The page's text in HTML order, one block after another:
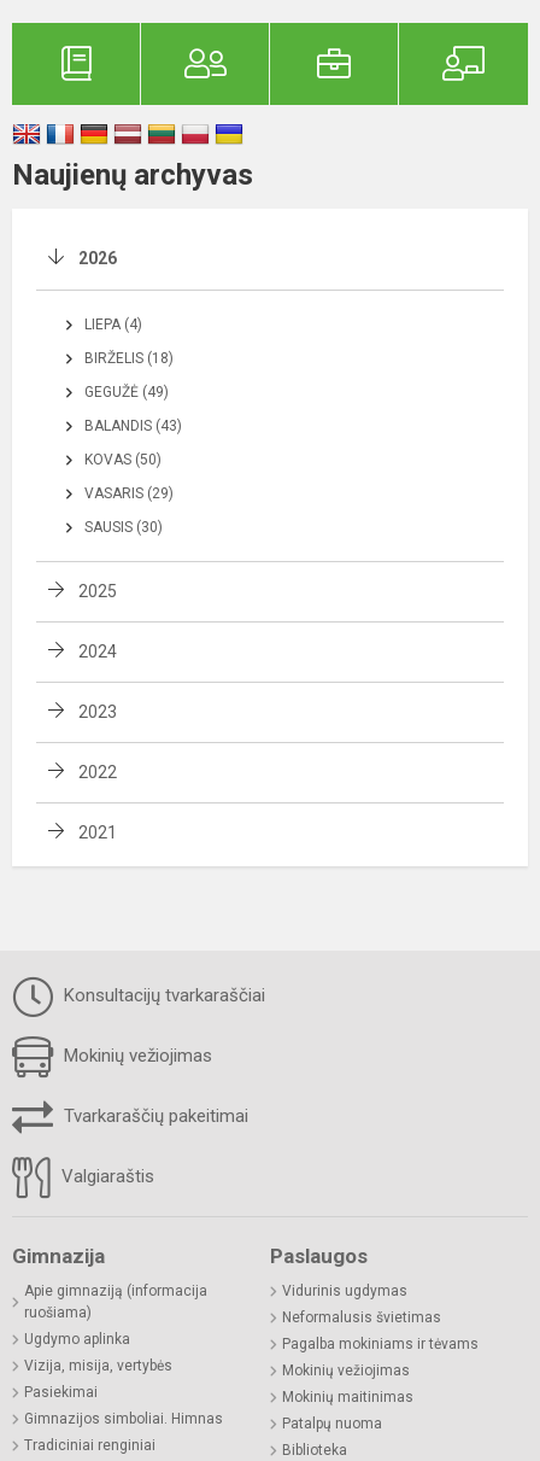
Naujienų archyvas
2026
LIEPA (4)
BIRŽELIS (18)
GEGUŽĖ (49)
BALANDIS (43)
KOVAS (50)
VASARIS (29)
SAUSIS (30)
2025
2024
2023
2022
2021
Konsultacijų tvarkaraščiai
Mokinių vežiojimas
Tvarkaraščių pakeitimai
Valgiaraštis
Gimnazija
Apie gimnaziją (informacija
ruošiama)
Ugdymo aplinka
Vizija, misija, vertybės
Pasiekimai
Gimnazijos simboliai. Himnas
Tradiciniai renginiai
Paslaugos
Vidurinis ugdymas
Neformalusis švietimas
Pagalba mokiniams ir tėvams
Mokinių vežiojimas
Mokinių maitinimas
Patalpų nuoma
Biblioteka